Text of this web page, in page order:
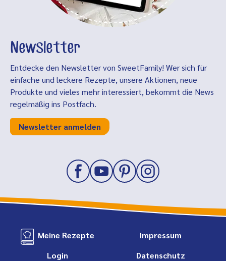
Newsletter
Entdecke den Newsletter von SweetFamily! Wer sich für
einfache und leckere Rezepte, unsere Aktionen, neue
Produkte und vieles mehr interessiert, bekommt die News
regelmäßig ins Postfach.
Newsletter anmelden
Meine Rezepte
Login
Impressum
Datenschutz